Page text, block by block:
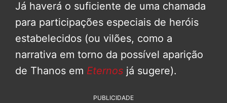
Já haverá o suficiente de uma chamada
para participações especiais de heróis
estabelecidos (ou vilões, como a
narrativa em torno da possível aparição
de Thanos em Eternos já sugere).
PUBLICIDADE